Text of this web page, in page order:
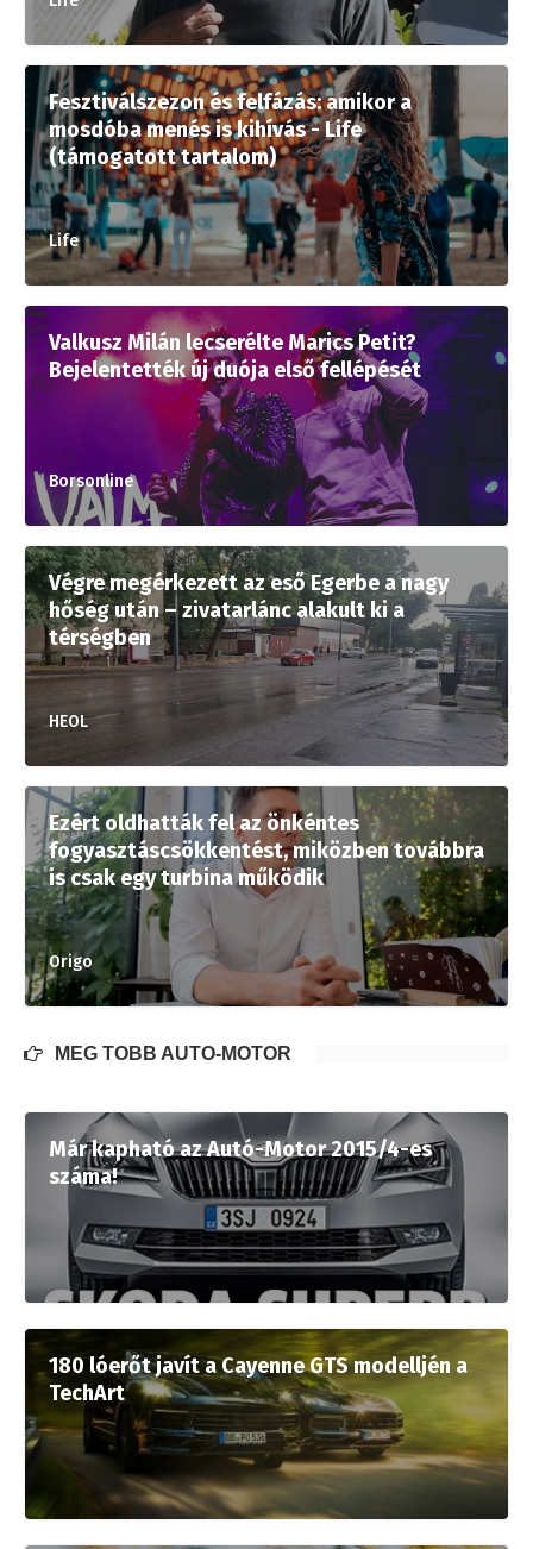
Fesztiválszezon és felfázás: amikor a
mosdóba menés is kihívás - Life
(támogatott tartalom)
Life
Valkusz Milán lecserélte Marics Petit?
Bejelentették új duója első fellépését
Borsonline
Végre megérkezett az eső Egerbe a nagy
hőség után – zivatarlánc alakult ki a
térségben
HEOL
Ezért oldhatták fel az önkéntes
fogyasztáscsökkentést, miközben továbbra
is csak egy turbina működik
Origo
MÉG TÖBB AUTÓ-MOTOR
Már kapható az Autó-Motor 2015/4-es
száma!
180 lóerőt javít a Cayenne GTS modelljén a
TechArt